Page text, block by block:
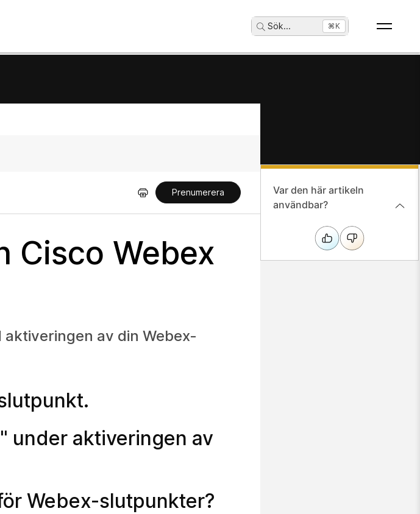
Sök... ⌘K
Prenumerera
Cisco Webex
av din Webex-
under aktiveringen av
Webex-slutpunkter?
Var den här artikeln
användbar?